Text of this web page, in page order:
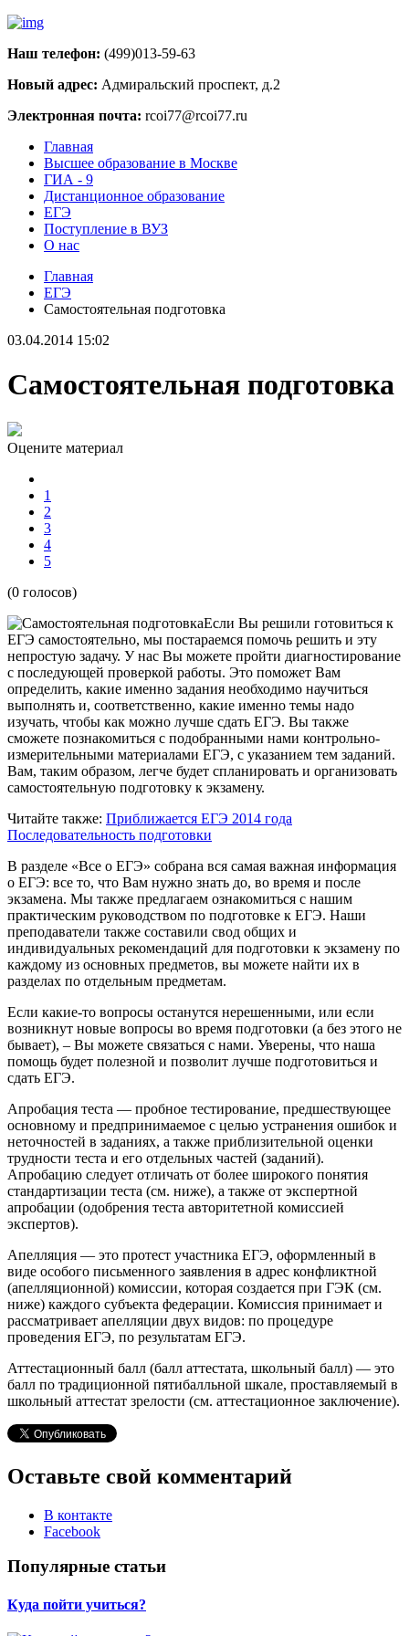
Наш телефон: (499)013-59-63
Новый адрес: Адмиральский проспект, д.2
Электронная почта: rcoi77@rcoi77.ru
Главная
Высшее образование в Москве
ГИА - 9
Дистанционное образование
ЕГЭ
Поступление в ВУЗ
О нас
Главная
ЕГЭ
Самостоятельная подготовка
03.04.2014 15:02
Самостоятельная подготовка
Оцените материал
1
2
3
4
5
(0 голосов)
Если Вы решили готовиться к
ЕГЭ самостоятельно, мы постараемся помочь решить и эту
непростую задачу. У нас Вы можете пройти диагностирование
с последующей проверкой работы. Это поможет Вам
определить, какие именно задания необходимо научиться
выполнять и, соответственно, какие именно темы надо
изучать, чтобы как можно лучше сдать ЕГЭ. Вы также
сможете познакомиться с подобранными нами контрольно-
измерительными материалами ЕГЭ, с указанием тем заданий.
Вам, таким образом, легче будет спланировать и организовать
самостоятельную подготовку к экзамену.
Читайте также: Приближается ЕГЭ 2014 года
Последовательность подготовки
В разделе «Все о ЕГЭ» собрана вся самая важная информация
о ЕГЭ: все то, что Вам нужно знать до, во время и после
экзамена. Мы также предлагаем ознакомиться с нашим
практическим руководством по подготовке к ЕГЭ. Наши
преподаватели также составили свод общих и
индивидуальных рекомендаций для подготовки к экзамену по
каждому из основных предметов, вы можете найти их в
разделах по отдельным предметам.
Если какие-то вопросы останутся нерешенными, или если
возникнут новые вопросы во время подготовки (а без этого не
бывает), – Вы можете связаться с нами. Уверены, что наша
помощь будет полезной и позволит лучше подготовиться и
сдать ЕГЭ.
Апробация теста — пробное тестирование, предшествующее
основному и предпринимаемое с целью устранения ошибок и
неточностей в заданиях, а также приблизительной оценки
трудности теста и его отдельных частей (заданий).
Апробацию следует отличать от более широкого понятия
стандартизации теста (см. ниже), а также от экспертной
апробации (одобрения теста авторитетной комиссией
экспертов).
Апелляция — это протест участника ЕГЭ, оформленный в
виде особого письменного заявления в адрес конфликтной
(апелляционной) комиссии, которая создается при ГЭК (см.
ниже) каждого субъекта федерации. Комиссия принимает и
рассматривает апелляции двух видов: по процедуре
проведения ЕГЭ, по результатам ЕГЭ.
Аттестационный балл (балл аттестата, школьный балл) — это
балл по традиционной пятибалльной шкале, проставляемый в
школьный аттестат зрелости (см. аттестационное заключение).
Оставьте свой комментарий
В контакте
Facebook
Популярные статьи
Куда пойти учиться?